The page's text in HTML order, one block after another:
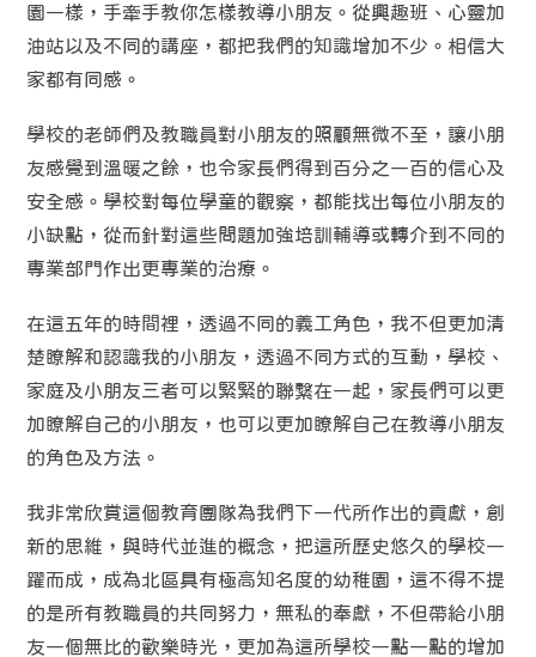
園一樣，手牽手教你怎樣教導小朋友。從興趣班、心靈加
油站以及不同的講座，都把我們的知識增加不少。相信大
家都有同感。
學校的老師們及教職員對小朋友的照顧無微不至，讓小朋
友感覺到溫暖之餘，也令家長們得到百分之一百的信心及
安全感。學校對每位學童的觀察，都能找出每位小朋友的
小缺點，從而針對這些問題加強培訓輔導或轉介到不同的
專業部門作出更專業的治療。
在這五年的時間裡，透過不同的義工角色，我不但更加清
楚瞭解和認識我的小朋友，透過不同方式的互動，學校、
家庭及小朋友三者可以緊緊的聯繫在一起，家長們可以更
加瞭解自己的小朋友，也可以更加瞭解自己在教導小朋友
的角色及方法。
我非常欣賞這個教育團隊為我們下一代所作出的貢獻，創
新的思維，與時代並進的概念，把這所歷史悠久的學校一
躍而成，成為北區具有極高知名度的幼稚園，這不得不提
的是所有教職員的共同努力，無私的奉獻，不但帶給小朋
友一個無比的歡樂時光，更加為這所學校一點一點的增加